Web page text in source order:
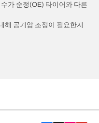
가 순정(OE) 타이어와 다른
해 공기압 조정이 필요한지